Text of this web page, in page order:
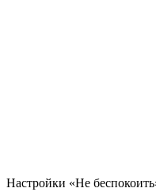
Настройки «Не